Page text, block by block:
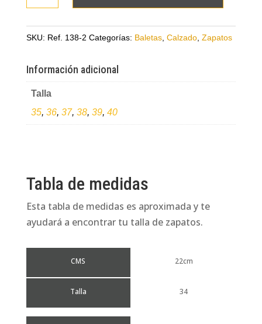
cuadrada
cuero
cantidad
SKU: Ref. 138-2 Categorías: Baletas, Calzado, Zapatos
Información adicional
Talla
35, 36, 37, 38, 39, 40
Tabla de medidas
Esta tabla de medidas es aproximada y te
ayudará a encontrar tu talla de zapatos.
CMS
Talla
22cm
34